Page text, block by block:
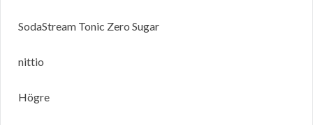
SodaStream Tonic Zero Sugar
nittio
Högre